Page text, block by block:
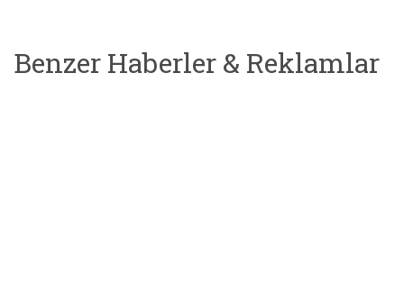
Benzer Haberler & Reklamlar